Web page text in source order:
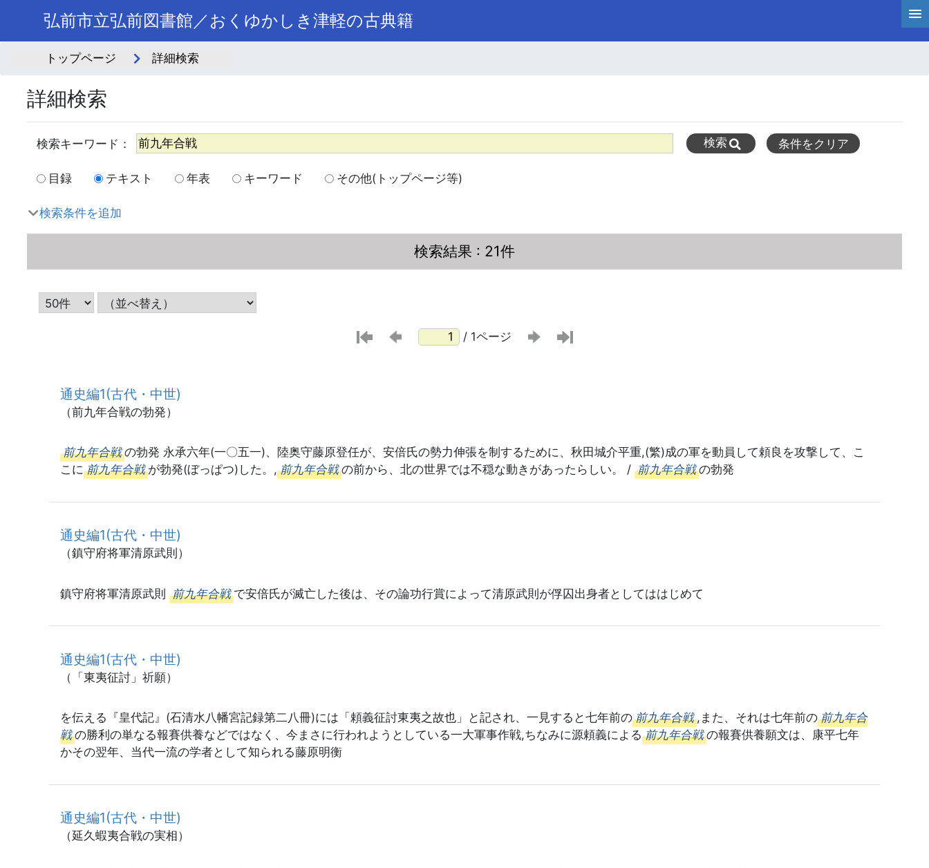
弘前市立弘前図書館／おくゆかしき津軽の古典籍
トップページ 詳細検索
詳細検索
目録 テキスト 年表 キーワード その他(トップページ等)
検索条件を追加
検索結果 : 21件
/ 1ページ
通史編1(古代・中世)
（前九年合戦の勃発）
前九年合戦 の勃発 永承六年(一〇五一)、陸奥守藤原登任が、安倍氏の勢力伸張を制するために、秋田城介平重,(繁)成の軍を動員して頼良を攻撃して、こ
こに 前九年合戦 が勃発(ぼっぱつ)した。, 前九年合戦 の前から、北の世界では不穏な動きがあったらしい。 / 前九年合戦 の勃発
通史編1(古代・中世)
（鎮守府将軍清原武則）
鎮守府将軍清原武則 前九年合戦 で安倍氏が滅亡した後は、その論功行賞によって清原武則が俘囚出身者としてははじめて
通史編1(古代・中世)
（「東夷征討」祈願）
を伝える『皇代記』(石清水八幡宮記録第二八冊)には「頼義征討東夷之故也」と記され、一見すると七年前の 前九年合戦 ,また、それは七年前の 前九年合
戦 の勝利の単なる報賽供養などではなく、今まさに行われようとしている一大軍事作戦,ちなみに源頼義による 前九年合戦 の報賽供養願文は、康平七年
かその翌年、当代一流の学者として知られる藤原明衡
通史編1(古代・中世)
（延久蝦夷合戦の実相）